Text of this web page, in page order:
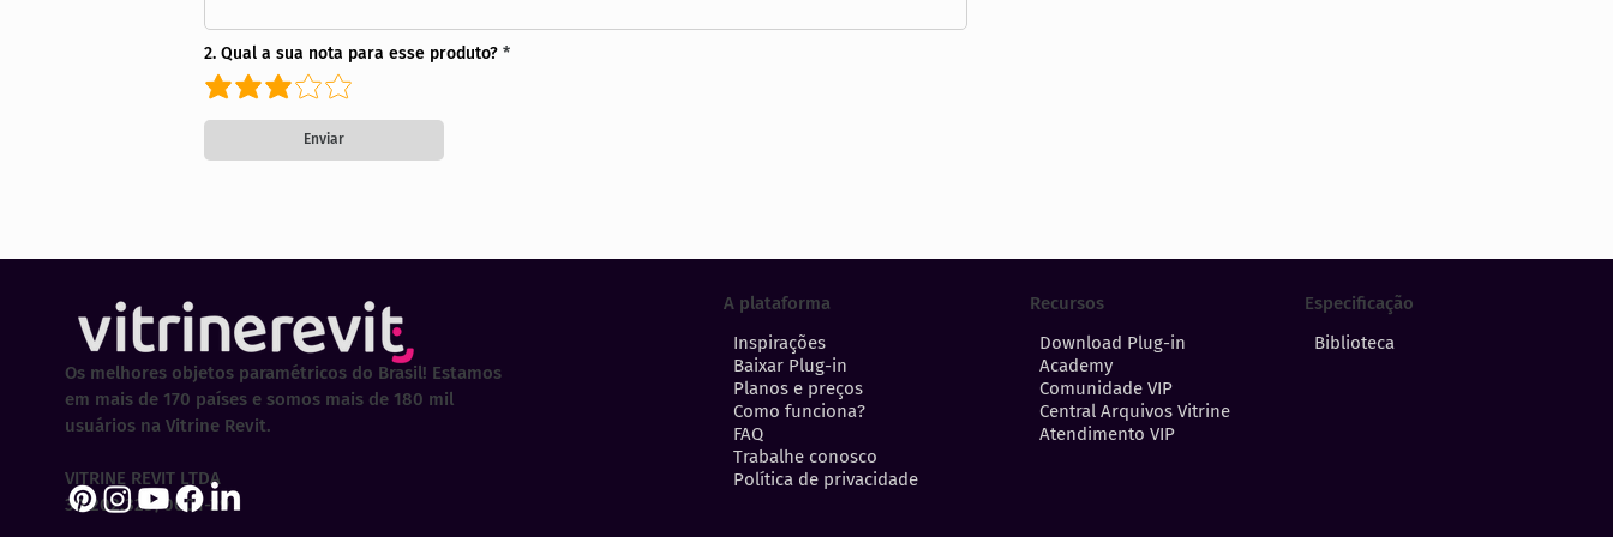
2. Qual a sua nota para esse produto?
Enviar
A plataforma
Inspirações
Baixar Plug-in
Planos e preços
Como funciona?
FAQ
Trabalhe conosco
Política de privacidade
Recursos
Download Plug-in
Academy
Comunidade VIP
Central Arquivos Vitrine
Atendimento VIP
Especificação
Biblioteca
Os melhores objetos paramétricos do Brasil! Estamos
em mais de 170 países e somos mais de 180 mil
usuários na Vitrine Revit.
VITRINE REVIT LTDA
30.202.323/0001-29